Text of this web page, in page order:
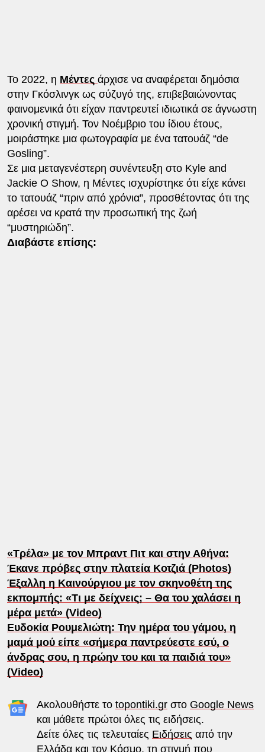
Το 2022, η Μέντες άρχισε να αναφέρεται δημόσια
στην Γκόσλινγκ ως σύζυγό της, επιβεβαιώνοντας
φαινομενικά ότι είχαν παντρευτεί ιδιωτικά σε άγνωστη
χρονική στιγμή. Τον Νοέμβριο του ίδιου έτους,
μοιράστηκε μια φωτογραφία με ένα τατουάζ “de
Gosling”.
Σε μια μεταγενέστερη συνέντευξη στο Kyle and
Jackie O Show, η Μέντες ισχυρίστηκε ότι είχε κάνει
το τατουάζ “πριν από χρόνια”, προσθέτοντας ότι της
αρέσει να κρατά την προσωπική της ζωή
“μυστηριώδη”.
Διαβάστε επίσης:
«Τρέλα» με τον Μπραντ Πιτ και στην Αθήνα:
Έκανε πρόβες στην πλατεία Κοτζιά (Photos)
Έξαλλη η Καινούργιου με τον σκηνοθέτη της
εκπομπής: «Τι με δείχνεις; – Θα του χαλάσει η
μέρα μετά» (Video)
Ευδοκία Ρουμελιώτη: Την ημέρα του γάμου, η
μαμά μού είπε «σήμερα παντρεύεστε εσύ, ο
άνδρας σου, η πρώην του και τα παιδιά του»
(Video)
Ακολουθήστε το topontiki.grστο Google News
και μάθετε πρώτοι όλες τις ειδήσεις.
Δείτε όλες τις τελευταίες Ειδήσεις από την
Ελλάδα και τον Κόσμο, τη στιγμή που